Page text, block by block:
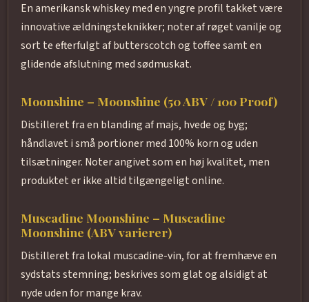
En amerikansk whiskey med en yngre profil takket være
innovative ældningsteknikker; noter af røget vanilje og
sort te efterfulgt af butterscotch og toffee samt en
glidende afslutning med sødmuskat.
Moonshine – Moonshine (50 ABV / 100 Proof)
Distilleret fra en blanding af majs, hvede og byg;
håndlavet i små portioner med 100% korn og uden
tilsætninger. Noter angivet som en høj kvalitet, men
produktet er ikke altid tilgængeligt online.
Muscadine Moonshine – Muscadine
Moonshine (ABV varierer)
Distilleret fra lokal muscadine-vin, for at fremhæve en
sydstats stemning; beskrives som glat og alsidigt at
nyde uden for mange krav.